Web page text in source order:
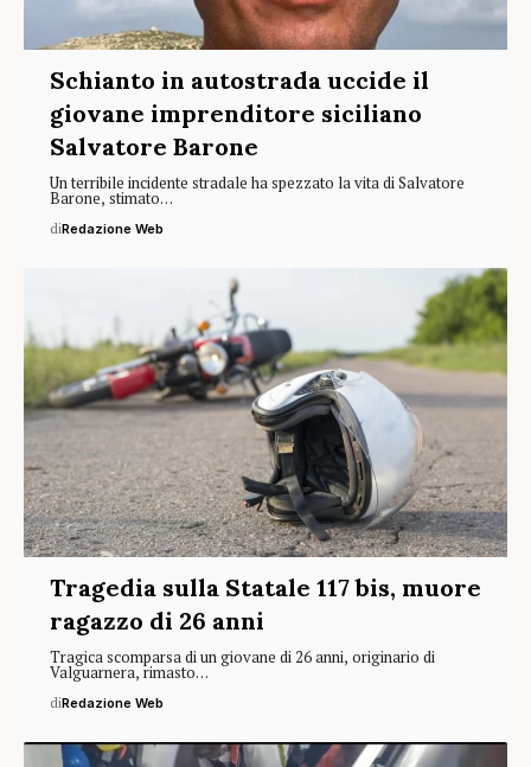
Schianto in autostrada uccide il
giovane imprenditore siciliano
Salvatore Barone
Un terribile incidente stradale ha spezzato la vita di Salvatore
Barone, stimato…
diRedazione Web
Tragedia sulla Statale 117 bis, muore
ragazzo di 26 anni
Tragica scomparsa di un giovane di 26 anni, originario di
Valguarnera, rimasto…
diRedazione Web